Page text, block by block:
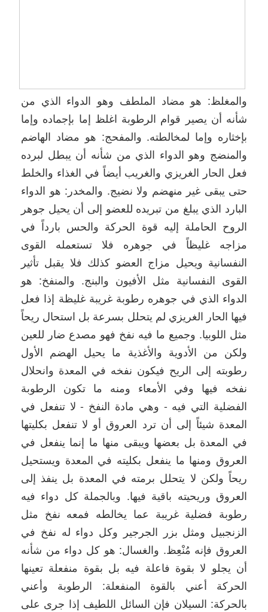
والمغلظ: هو مضاد الملطف وهو الدواء الذي من
شأنه أن يصير قوام الرطوبة اغلظ إما بإجماده وإما
بإخثاره وإما لمخالطته. والمفحج: هو مضاد الهاضم
والمنضج وهو الدواء الذي من شأنه أن يبطل لبرده
فعل الحار الغريزي والغريب أيضاً في الغذاء والخلط
حتى يبقى غير منهضم ولا نضيج. والمخدر: هو الدواء
البارد الذي يبلغ من تبريده للعضو إلى أن يحيل جوهر
الروح الحاملة إليه قوة الحركة والحس بارداً في
مزاجه غليظاً في جوهره فلا تستعمله القوى
النفسانية ويحيل مزاج العضو كذلك فلا يقبل تأثير
القوى النفسانية مثل الأفيون والبنج. والمنفخ: هو
الدواء الذي في جوهره رطوبة غريبة غليظة إذا فعل
فيها الحار الغريزي لم يتحلل بسرعة بل استحال ريحاً
مثل اللوبيا. وجميع ما فيه نفخ فهو مصدع ضار للعين
ولكن من الأدوية والأغذية ما يحيل الهضم الأول
رطوبته إلى الريح فيكون نفخه في المعدة وانحلال
نفخه فيها وفي الأمعاء ومنه ما تكون الرطوبة
الفضلية التي فيه - وهي مادة النفخ - لا تنفعل في
المعدة شيئاً إلى أن ترد العروق أو لا تنفعل بكليتها
في المعدة بل بعضها ويبقى منها ما إنما ينفعل في
العروق ومنها ما ينفعل بكليته في المعدة ويستحيل
ريحاً ولكن لا يتحلل برمته في المعدة بل ينفذ إلى
العروق وريحيته باقية فيها. وبالجملة كل دواء فيه
رطوبة فضلية غريبة عما يخالطه فمعه نفخ مثل
الزنجبيل ومثل بزر الجرجير وكل دواء له نفخ في
العروق فإنه مُنْعِظ. والغسال: هو كل دواء من شأنه
أن يجلو لا بقوة فاعلة فيه بل بقوة منفعلة تعينها
الحركة أعني بالقوة المنفعلة: الرطوبة وأعني
بالحركة: السيلان فإن السائل اللطيف إذا جرى على